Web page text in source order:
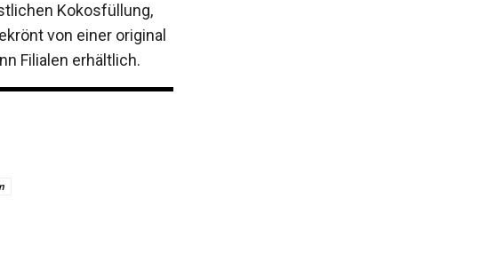
Kokosfüllung,
von einer original
Filialen erhältlich.